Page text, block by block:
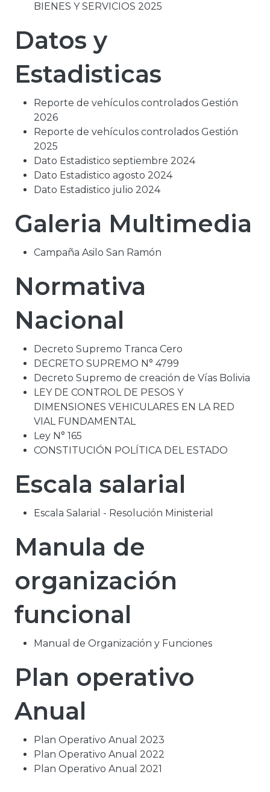
BIENES Y SERVICIOS 2025
Datos y
Estadisticas
Reporte de vehículos controlados Gestión
2026
Reporte de vehículos controlados Gestión
2025
Dato Estadistico septiembre 2024
Dato Estadistico agosto 2024
Dato Estadistico julio 2024
Galeria Multimedia
Campaña Asilo San Ramón
Normativa
Nacional
Decreto Supremo Tranca Cero
DECRETO SUPREMO N° 4799
Decreto Supremo de creación de Vías Bolivia
LEY DE CONTROL DE PESOS Y
DIMENSIONES VEHICULARES EN LA RED
VIAL FUNDAMENTAL
Ley N° 165
CONSTITUCIÓN POLÍTICA DEL ESTADO
Escala salarial
Escala Salarial - Resolución Ministerial
Manula de
organización
funcional
Manual de Organización y Funciones
Plan operativo
Anual
Plan Operativo Anual 2023
Plan Operativo Anual 2022
Plan Operativo Anual 2021